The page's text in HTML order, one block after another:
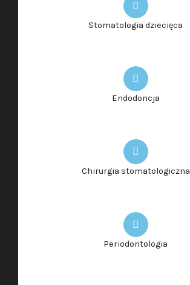
Stomatologia dziecięca
Endodoncja
Chirurgia stomatologiczna
Periodontologia